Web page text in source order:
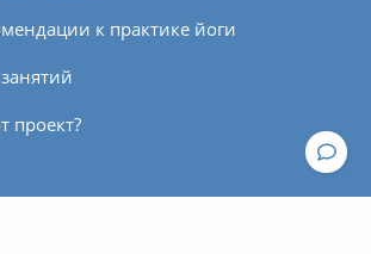
к практике йоги
проект?
Контакты